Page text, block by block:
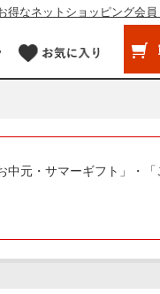
得なネットショッピング会
中元・サマーギフト」・